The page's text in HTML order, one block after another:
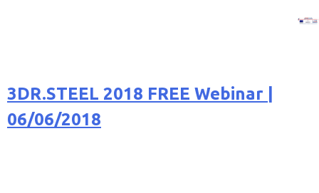
3DR.STEEL 2018 FREE Webinar |
06/06/2018